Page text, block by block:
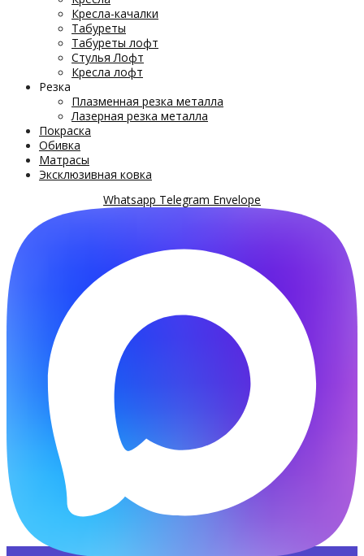
Кресла-качалки
Табуреты
Табуреты лофт
Стулья Лофт
Кресла лофт
Резка
Плазменная резка металла
Лазерная резка металла
Покраска
Обивка
Матрасы
Эксклюзивная ковка
Whatsapp Telegram Envelope